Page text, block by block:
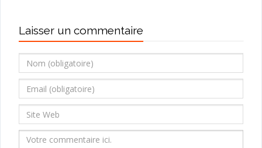
Laisser un commentaire